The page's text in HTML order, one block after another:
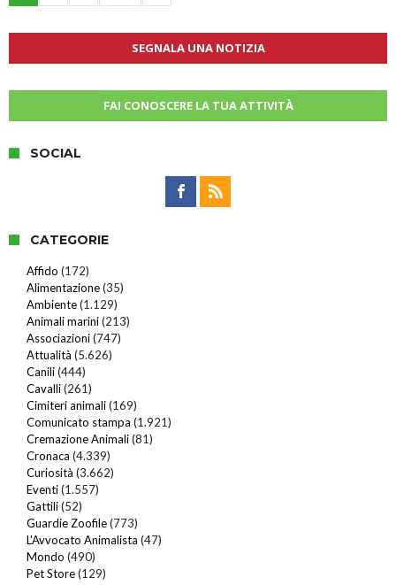
SEGNALA UNA NOTIZIA
FAI CONOSCERE LA TUA ATTIVITÀ
SOCIAL
CATEGORIE
Affido (172)
Alimentazione(35)
Ambiente(1.129)
Animali marini(213)
Associazioni(747)
Attualità (5.626)
Canili(444)
Cavalli(261)
Cimiteri animali(169)
Comunicato stampa (1.921)
Cremazione Animali(81)
Cronaca (4.339)
Curiosità (3.662)
Eventi(1.557)
Gattili(52)
Guardie Zoofile(773)
L'Avvocato Animalista (47)
Mondo (490)
Pet Store(129)